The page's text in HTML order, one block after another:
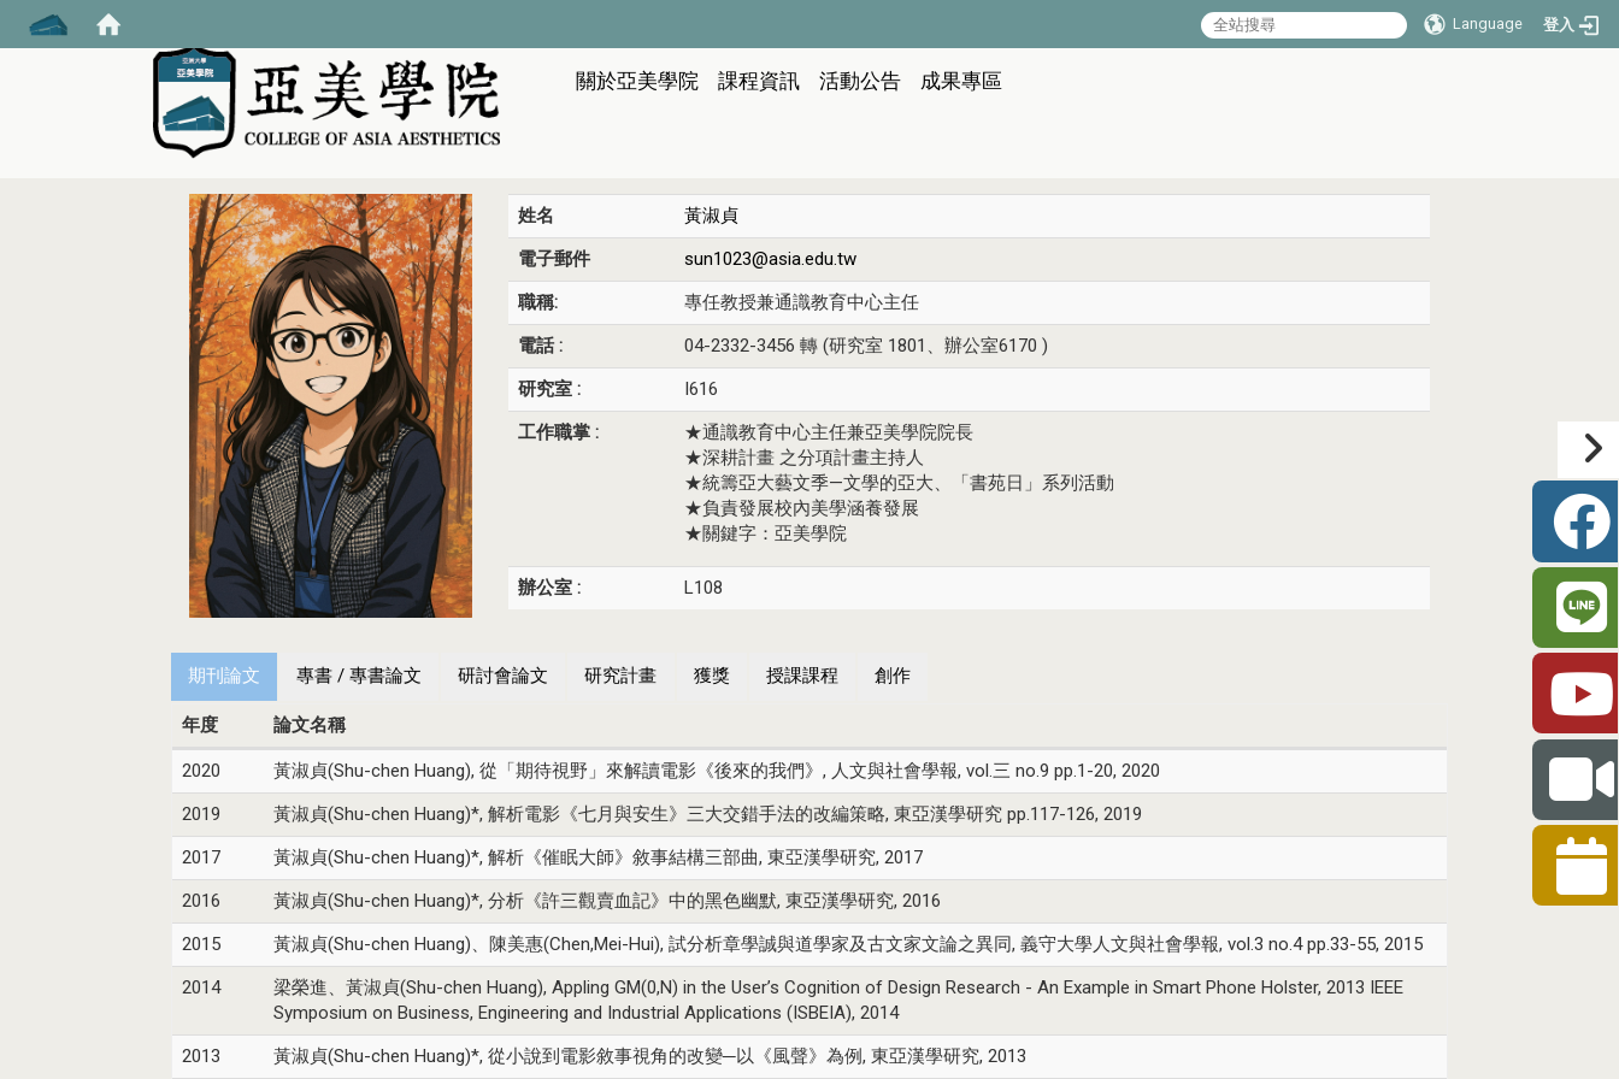
Language 登入
關於亞美學院 課程資訊 活動公告 成果專區
姓名
黃淑貞
電子郵件
sun1023@asia.edu.tw
職稱:
專任教授兼通識教育中心主任
電話 :
04-2332-3456 轉 (研究室 1801、辦公室6170 )
研究室 :
I616
工作職掌 :
★通識教育中心主任兼亞美學院院長
★深耕計畫 之分項計畫主持人
★統籌亞大藝文季—文學的亞大、「書苑日」系列活動
★負責發展校內美學涵養發展
★關鍵字：亞美學院
辦公室 : L108
期刊論文 專書 / 專書論文 研討會論文 研究計畫 獲獎 授課課程 創作
年度 論文名稱
2020
黃淑貞(Shu-chen Huang), 從「期待視野」來解讀電影《後來的我們》, 人文與社會學報, vol.三 no.9 pp.1-20, 2020
2019
黃淑貞(Shu-chen Huang)*, 解析電影《七月與安生》三大交錯手法的改編策略, 東亞漢學研究 pp.117-126, 2019
2017
黃淑貞(Shu-chen Huang)*, 解析《催眠大師》敘事結構三部曲, 東亞漢學研究, 2017
2016
黃淑貞(Shu-chen Huang)*, 分析《許三觀賣血記》中的黑色幽默, 東亞漢學研究, 2016
2015
黃淑貞(Shu-chen Huang)、陳美惠(Chen,Mei-Hui), 試分析章學誠與道學家及古文家文論之異同, 義守大學人文與社會學報, vol.3 no.4 pp.33-55, 2015
2014
梁榮進、黃淑貞(Shu-chen Huang), Appling GM(0,N) in the User’s Cognition of Design Research - An Example in Smart Phone Holster, 2013 IEEE
Symposium on Business, Engineering and Industrial Applications (ISBEIA), 2014
2013
黃淑貞(Shu-chen Huang)*, 從小說到電影敘事視角的改變─以《風聲》為例, 東亞漢學研究, 2013